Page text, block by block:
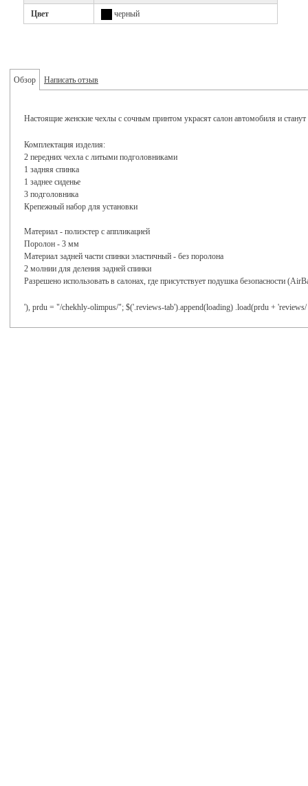
Цвет черный
Обзор Написать отзыв
Настоящие женские чехлы с сочным принтом украсят салон автомобиля и
Комплектация изделия:
2 передних чехла с литыми подголовниками
1 задняя спинка
1 заднее сиденье
3 подголовника
Крепежный набор для установки
Материал - полиэстер с аппликацией
Поролон - 3 мм
Материал задней части спинки эластичный - без поролона
2 молнии для деления задней спинки
Разрешено использовать в салонах, где присутствует подушка безопасности
'), prdu = "/chekhly-olimpus/"; $('.reviews-tab').append(loading) .load(prdu +